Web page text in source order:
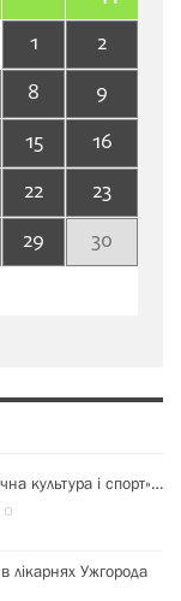
1
2
8
9
15
16
22
23
29
30
культура і спорт»…
0
лікарнях Ужгорода